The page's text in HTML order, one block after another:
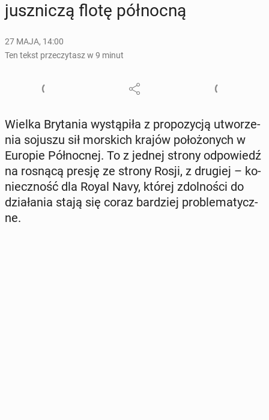
jusz­ni­czą flotę pół­noc­ną
27 MAJA, 14:00
Ten tekst przeczytasz w 9 minut
Wielka Bry­ta­nia wy­stą­pi­ła z pro­po­zy­cją utwo­rze­
nia sojuszu sił mor­skich krajów po­ło­żo­nych w
Europie Pół­noc­nej. To z jednej strony od­po­wiedź
na rosnącą presję ze strony Rosji, z drugiej – ko­
niecz­ność dla Royal Navy, której zdol­no­ści do
dzia­ła­nia stają się coraz bar­dziej pro­ble­ma­tycz­
ne.